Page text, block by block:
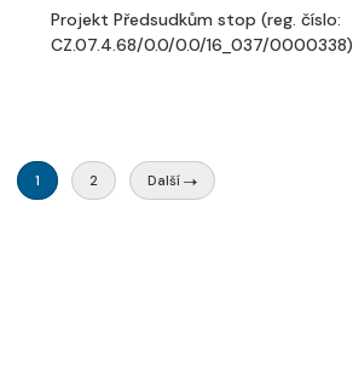
Projekt Předsudkům stop (reg. číslo:
CZ.07.4.68/0.0/0.0/16_037/0000338).
1 2 Další